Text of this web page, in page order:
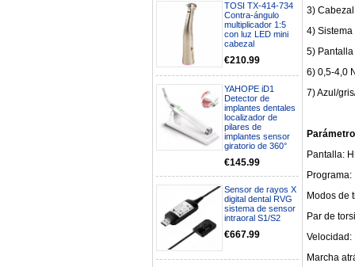
TOSI TX-414-734
Contra-ángulo
multiplicador 1:5
con luz LED mini
cabezal
€210.99
YAHOPE iD1
Detector de
implantes dentales
localizador de
pilares de
implantes sensor
giratorio de 360°
€145.99
Sensor de rayos X
digital dental RVG
sistema de sensor
intraoral S1/S2
€667.99
3)
4)
5)
6) 0,5-4,0
7) Azul/
Pantalla:
Programa:
Modos de
Par de
Velocidad:
Marcha